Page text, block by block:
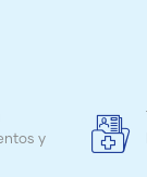
de
Salud